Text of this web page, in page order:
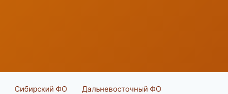
Сибирский ФО Дальневосточный ФО